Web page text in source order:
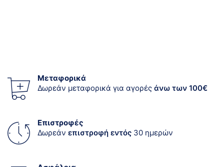
Μεταφορικά
Δωρεάν μεταφορικά για αγορές άνω των 100€
Επιστροφές
Δωρεάν επιστροφή εντός 30 ημερών